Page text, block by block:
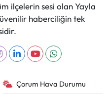
ilçelerin sesi olan Yayla
haberciliğin tek
Çorum Hava Durumu